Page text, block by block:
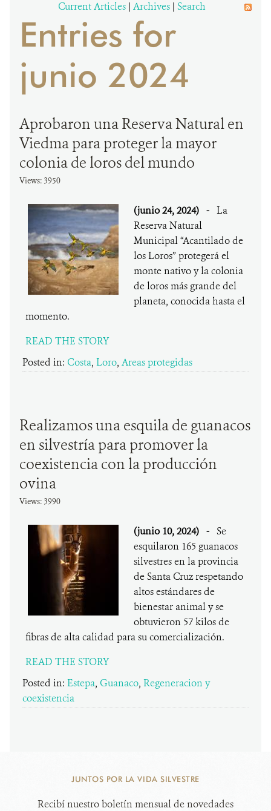
DONA
Current Articles | Archives | Search
Entries for
junio 2024
Aprobaron una Reserva Natural en
Viedma para proteger la mayor
colonia de loros del mundo
Views: 3950
(junio 24, 2024) - La
Reserva Natural
Municipal “Acantilado de
los Loros” protegerá el
monte nativo y la colonia
de loros más grande del
planeta, conocida hasta el
momento.
READ THE STORY
Posted in: Costa, Loro, Areas protegidas
Realizamos una esquila de guanacos
en silvestría para promover la
coexistencia con la producción
ovina
Views: 3990
(junio 10, 2024) - Se
esquilaron 165 guanacos
silvestres en la provincia
de Santa Cruz respetando
altos estándares de
bienestar animal y se
obtuvieron 57 kilos de
fibras de alta calidad para su comercialización.
READ THE STORY
Posted in: Estepa, Guanaco, Regeneracion y
coexistencia
JUNTOS POR LA VIDA SILVESTRE
Recibí nuestro boletín mensual de novedades